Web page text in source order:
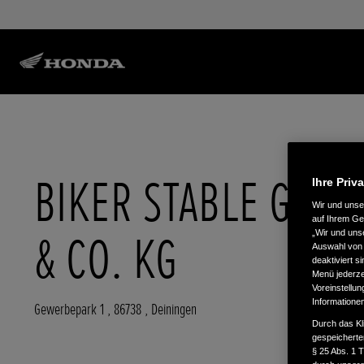
BIKER STABLE
& CO. KG
Gewerbepark 1 , 86738 , Deiningen
Ihre
Wir und
auf Ihrem
„Wir und
Auswahl
deaktiviert
Menü
Durch das
§ 25 Abs. 1